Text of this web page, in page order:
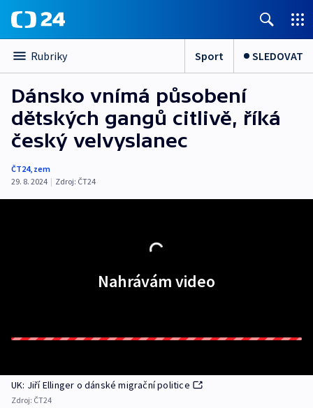
Rubriky Sport SLEDOVAT
Dánsko vnímá působení
dětských gangů citlivě, říká
český velvyslanec
ČT24, zem
29. 8. 2024 | Zdroj: ČT24
Nahrávám video
UK: Jiří Ellinger o dánské migrační politice
Zdroj: ČT24